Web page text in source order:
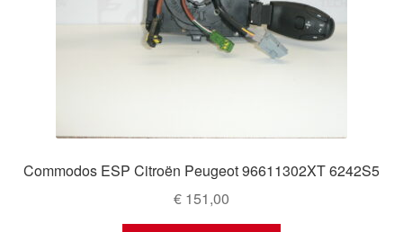
Commodos ESP Citroën Peugeot 96611302XT 6242S5
€ 151,00